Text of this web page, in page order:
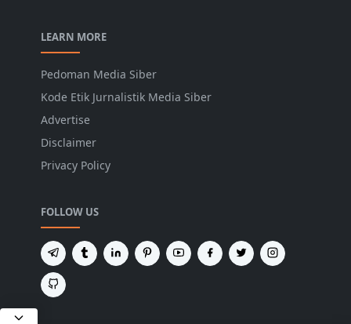
LEARN MORE
Pedoman Media Siber
Kode Etik Jurnalistik Media Siber
Advertise
Disclaimer
Privacy Policy
FOLLOW US